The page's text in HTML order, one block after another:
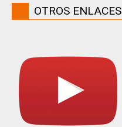
OTROS ENLACES